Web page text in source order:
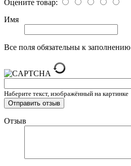
Оцените товар:
Имя
Все поля обязательны к заполнению
Наберите текст, изображённый на картинке
Отзыв